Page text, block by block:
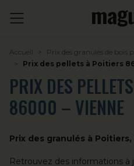
Accueil
Prix des granulés de bois
Prix des pellets à Poitiers
PRIX DES
86000 – VIENNE
Prix des granulés à
Retrouvez des informations à